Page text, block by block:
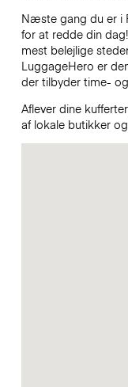
Næste gang du er i
for at redde din
mest belejlige
LuggageHero er
der tilbyder time-
Aflever dine
af lokale butikker